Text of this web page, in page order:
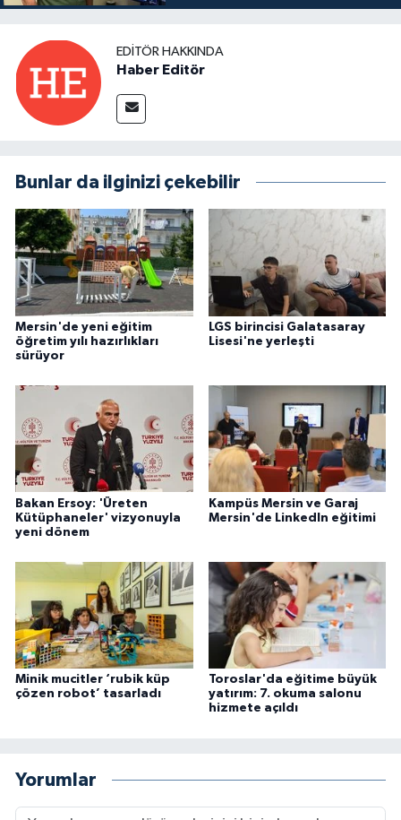
EDITÖR HAKKINDA
Haber Editör
Bunlar da ilginizi çekebilir
Mersin'de yeni eğitim
öğretim yılı hazırlıkları
sürüyor
LGS birincisi Galatasaray
Lisesi'ne yerleşti
Bakan Ersoy: 'Üreten
Kütüphaneler' vizyonuyla
yeni dönem
Kampüs Mersin ve Garaj
Mersin'de LinkedIn eğitimi
Minik mucitler ‘rubik küp
çözen robot’ tasarladı
Toroslar'da eğitime büyük
yatırım: 7. okuma salonu
hizmete açıldı
Yorumlar